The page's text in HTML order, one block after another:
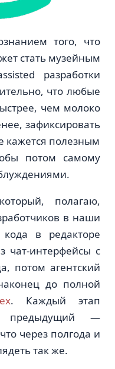
того, что
стать музейным
разработки
что любые
чем молоко
зафиксировать
кажется полезным
потом самому
полагаю,
в наши
в редакторе
чат-интерфейсы с
потом агентский
до полной
. Каждый этап
предыдущий —
через полгода и
так же.